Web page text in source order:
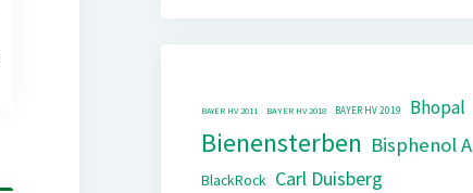
BAYER HV 2011 BAYER HV 2018 BAYER HV 2019 Bhopal
Bienensterben Bisphenol A
BlackRock Carl Duisberg